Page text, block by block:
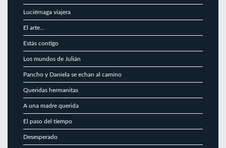
Luciérnaga viajera
El arte…
Estás contigo
Los mundos de Julián
Pancho y Daniela se echan al camino
Queridas hermanitas
A una madre querida
El paso del tiempo
Desesperado